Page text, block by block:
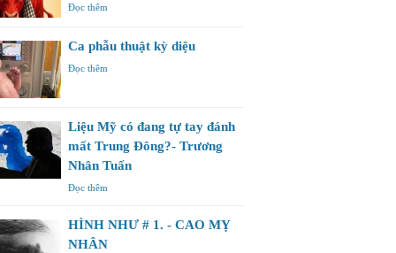
Đọc thêm
Ca phẫu thuật kỳ diệu
Đọc thêm
Liệu Mỹ có đang tự tay đánh
mất Trung Đông?- Trương
Nhân Tuấn
Đọc thêm
HÌNH NHƯ # 1. - CAO MỴ
NHÂN